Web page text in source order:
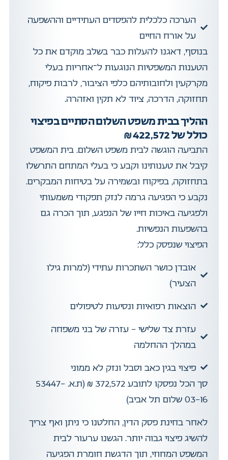
הערכה כלכלית להפסדים העתידיים וההשפעה
על אורח החיים
בנוסף, דאגנו להעלות כבר בשלב מוקדם את כל
הטענות המשפטיות הנוגעות ל־אחריות בעלי
מקרקעין ולחובותיהם כלפי הציבור, לרבות פיקוח,
תחזוקה, הדרכה, ציוד לא תקין ואזהרה.
ההליך בבית משפט השלום הסתיים בפיצוי
כולל של 422,572 ₪
התביעה הוגשה לבית משפט השלום. בית המשפט
קיבל את טענותינו וקבע כי בעלי המתחם התרשלו
בתחזוקה, בפיקוח ובשמירה על בטיחות המבקרים.
נקבע כי הפגיעה גרמה לנזק תפקודי משמעותי
ולפגיעה באיכות חייו של הנפגע, תוך הכרה גם
בהשפעות הנפשיות.
הפיצוי שנפסק כלל:
אובדן כושר השתכרות עתידי (למרות גילו
הצעיר)
הוצאות רפואיות ונסיעות לטיפולים
עזרת צד שלישי – עזרה של בני משפחה
במהלך ההחלמה
פיצוי בגין כאב וסבל ונזק לא ממוני
סך הכל נפסקו לתובע 372,572 ₪ (ת.א. 53447-
03-16 שלום תל אביב)
לאחר בחינת פסק הדין, החלטנו כי ניתן ואף צריך
להשיג פיצוי גבוה יותר. הגשנו ערעור לבית
המשפט המחוזי, תוך הדגשת חומרת הפגיעה